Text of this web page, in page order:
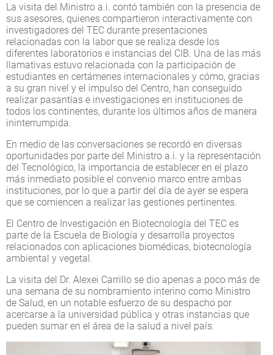
La visita del Ministro a.i. contó también con la presencia de
sus asesores, quienes compartieron interactivamente con
investigadores del TEC durante presentaciones
relacionadas con la labor que se realiza desde los
diferentes laboratorios e instancias del CIB. Una de las más
llamativas estuvo relacionada con la participación de
estudiantes en certámenes internacionales y cómo, gracias
a su gran nivel y el impulso del Centro, han conseguido
realizar pasantías e investigaciones en instituciones de
todos los continentes, durante los últimos años de manera
ininterrumpida.
En medio de las conversaciones se recordó en diversas
oportunidades por parte del Ministro a.i. y la representación
del Tecnológico, la importancia de establecer en el plazo
más inmediato posible el convenio marco entre ambas
instituciones, por lo que a partir del día de ayer se espera
que se comiencen a realizar las gestiones pertinentes.
El Centro de Investigación en Biotecnología del TEC es
parte de la Escuela de Biología y desarrolla proyectos
relacionados con aplicaciones biomédicas, biotecnología
ambiental y vegetal.
La visita del Dr. Alexei Carrillo se dio apenas a poco más de
una semana de su nombramiento interino como Ministro
de Salud, en un notable esfuerzo de su despacho por
acercarse a la universidad pública y otras instancias que
pueden sumar en el área de la salud a nivel país.